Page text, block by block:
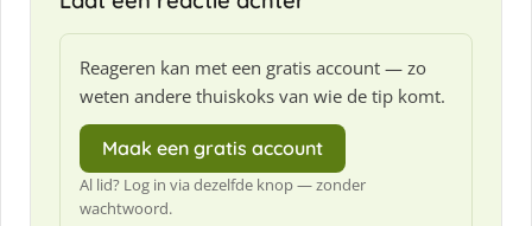
Reageren kan met een gratis account — zo
weten andere thuiskoks van wie de tip komt.
Maak een gratis account
Al lid? Log in via dezelfde knop — zonder
wachtwoord.